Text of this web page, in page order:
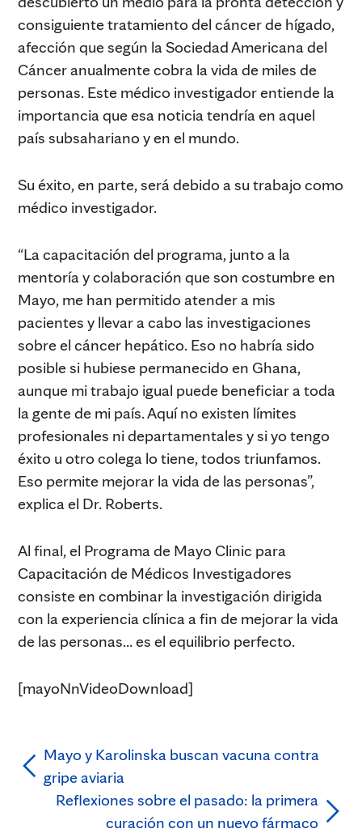
consiguiente tratamiento del cáncer de hígado,
afección que según la Sociedad Americana del
Cáncer anualmente cobra la vida de miles de
personas. Este médico investigador entiende la
importancia que esa noticia tendría en aquel
país subsahariano y en el mundo.
Su éxito, en parte, será debido a su trabajo como
médico investigador.
“La capacitación del programa, junto a la
mentoría y colaboración que son costumbre en
Mayo, me han permitido atender a mis
pacientes y llevar a cabo las investigaciones
sobre el cáncer hepático. Eso no habría sido
posible si hubiese permanecido en Ghana,
aunque mi trabajo igual puede beneficiar a toda
la gente de mi país. Aquí no existen límites
profesionales ni departamentales y si yo tengo
éxito u otro colega lo tiene, todos triunfamos.
Eso permite mejorar la vida de las personas”,
explica el Dr. Roberts.
Al final, el Programa de Mayo Clinic para
Capacitación de Médicos Investigadores
consiste en combinar la investigación dirigida
con la experiencia clínica a fin de mejorar la vida
de las personas… es el equilibrio perfecto.
[mayoNnVideoDownload]
Mayo y Karolinska buscan vacuna contra
gripe aviaria
Reflexiones sobre el pasado: la primera
curación con un nuevo fármaco